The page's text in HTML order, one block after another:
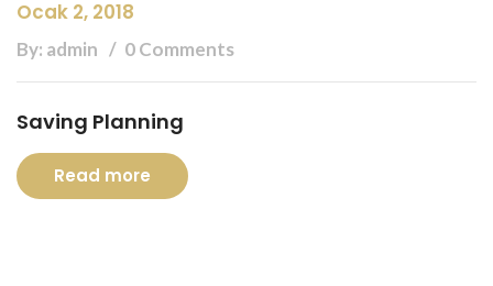
Ocak 2, 2018
By: admin 0 Comments
Saving Planning
Read more